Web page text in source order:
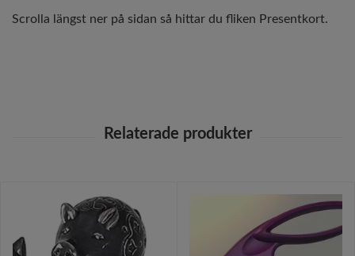
Scrolla längst ner på sidan så hittar du fliken Presentkort.